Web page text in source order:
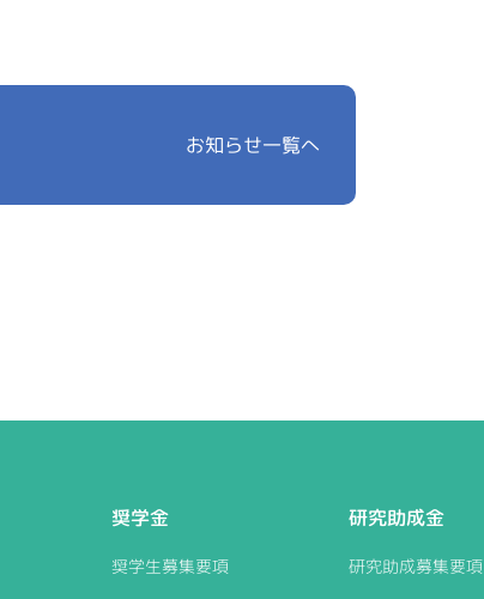
お知らせ一覧へ
奨学金
奨学生募集要項
研究助成金
研究助成募集要項